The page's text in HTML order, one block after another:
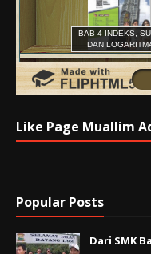
Like Page Muallim
Popular Posts
Dari SMK